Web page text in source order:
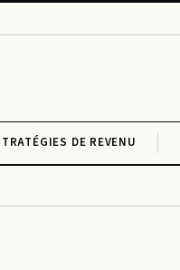
DE REVENU